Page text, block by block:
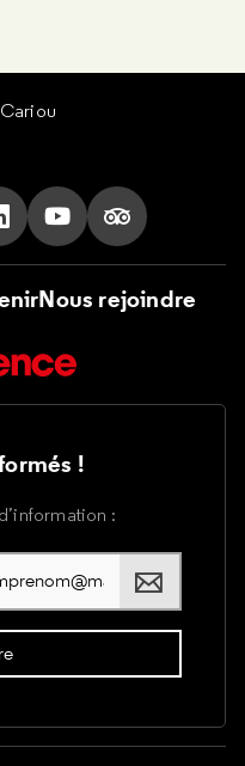
Tik Tok
sur X
nous sur LinkedIn
Suivez nous sur
Suivez nous
Nous rejoindre
!
: